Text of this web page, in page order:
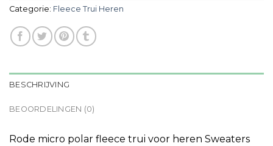
Categorie: Fleece Trui Heren
BESCHRIJVING
BEOORDELINGEN (0)
Rode micro polar fleece trui voor heren Sweaters